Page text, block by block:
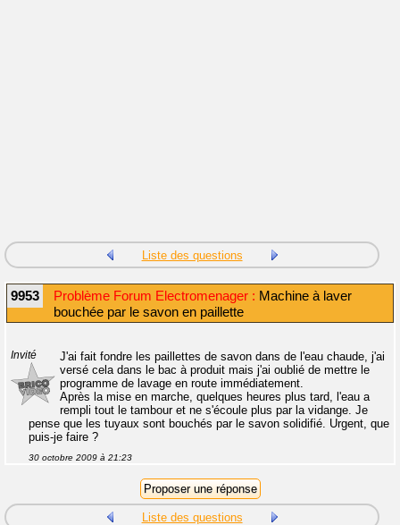
Liste des questions
9953 Problème Forum Electromenager : Machine à laver
bouchée par le savon en paillette
Invité
J'ai fait fondre les paillettes de savon dans de l'eau chaude, j'ai
versé cela dans le bac à produit mais j'ai oublié de mettre le
programme de lavage en route immédiatement.
Après la mise en marche, quelques heures plus tard, l'eau a
rempli tout le tambour et ne s'écoule plus par la vidange. Je
pense que les tuyaux sont bouchés par le savon solidifié. Urgent, que
puis-je faire ?
30 octobre 2009 à 21:23
Liste des questions